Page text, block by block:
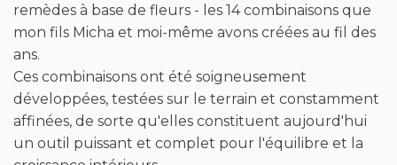
Ces combinaisons ont été soigneusement
développées, testées sur le terrain et constamment
affinées, de sorte qu'elles constituent aujourd'hui
un outil puissant et complet pour l'équilibre et la
croissance intérieurs.
Pour plus d'informations sur les remèdes étoilés et
le livre "Mindfulness by Nature" et "From Mother to